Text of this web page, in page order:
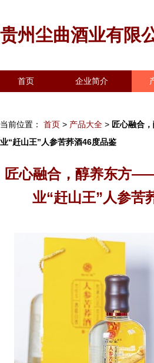
贵州尘曲酒业有限
首页 企业简介
当前位置： 首页 > 产品大全 > 匠心融合
业“赶山王”人参苦荞酒46度品鉴
匠心融合，醇养东方
业“赶山王”人参苦